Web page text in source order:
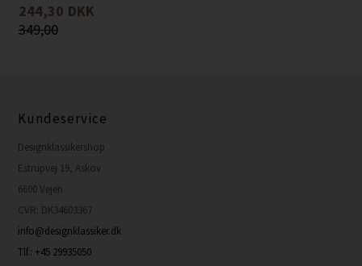
244,30 DKK
349,00
Kundeservice
Designklassikershop
Estrupvej 19, Askov
6600 Vejen
CVR: DK34603367
info@designklassiker.dk
Tlf.: +45 29935050